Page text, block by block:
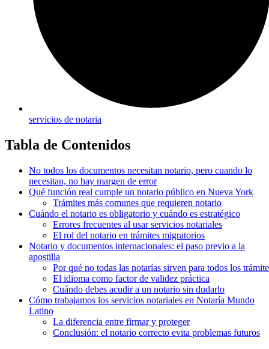
servicios de notaria
Tabla de Contenidos
No todos los documentos necesitan notario, pero cuando lo
necesitan, no hay margen de error
Qué función real cumple un notario público en Nueva York
Trámites más comunes que requieren notario
Cuándo el notario es obligatorio y cuándo es estratégico
Errores frecuentes al usar servicios notariales
El rol del notario en trámites migratorios
Notario y documentos internacionales: el paso previo a la
apostilla
Por qué no todas las notarías sirven para todos los
El idioma como factor de validez práctica
Cuándo debes acudir a un notario sin dudarlo
Cómo trabajamos los servicios notariales en Notaría Mundo
Latino
La diferencia entre firmar y proteger
Conclusión: el notario correcto evita problemas futuros